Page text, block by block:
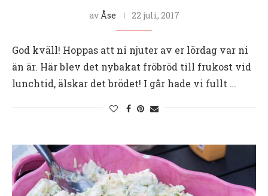
av Åse 22 juli, 2017
God kväll! Hoppas att ni njuter av er lördag var ni
än är. Här blev det nybakat fröbröd till frukost vid
lunchtid, älskar det brödet! I går hade vi fullt …